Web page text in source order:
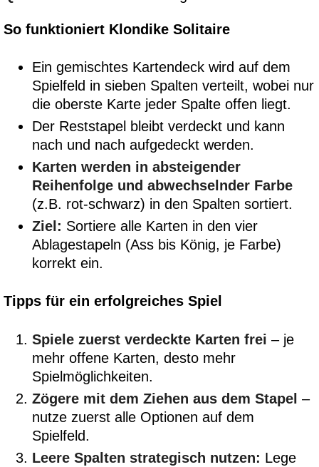
So funktioniert Klondike Solitaire
Ein gemischtes Kartendeck wird auf dem
Spielfeld in sieben Spalten verteilt, wobei nur
die oberste Karte jeder Spalte offen liegt.
Der Reststapel bleibt verdeckt und kann
nach und nach aufgedeckt werden.
Karten werden in absteigender
Reihenfolge und abwechselnder Farbe
(z.B. rot-schwarz) in den Spalten sortiert.
Ziel: Sortiere alle Karten in den vier
Ablagestapeln (Ass bis König, je Farbe)
korrekt ein.
Tipps für ein erfolgreiches Spiel
Spiele zuerst verdeckte Karten frei – je
mehr offene Karten, desto mehr
Spielmöglichkeiten.
Zögere mit dem Ziehen aus dem Stapel –
nutze zuerst alle Optionen auf dem
Spielfeld.
Leere Spalten strategisch nutzen: Lege